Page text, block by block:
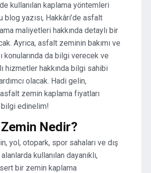
kullanılan kaplama yöntemleri
blog yazısı, Hakkâri’de asfalt
maliyetleri hakkında detaylı bir
Ayrıca, asfalt zeminin bakımı ve
konularında da bilgi verecek ve
hizmetler hakkında bilgi sahibi
olacak. Hadi gelin,
asfalt zemin kaplama fiyatları
edinelim!
Nedir?
yol, otopark, spor sahaları ve dış
kullanılan dayanıklı,
bir zemin kaplama